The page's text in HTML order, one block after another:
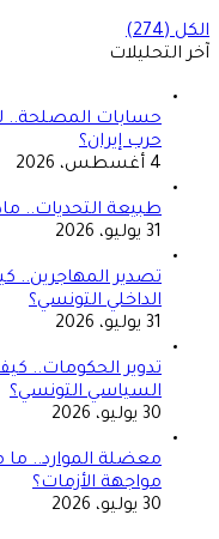
الكل (274)
آخر التحليلات
حسابات المصلحة..
حرب إيران؟
4 أغسطس، 2026
طبيعة التحديات..
31 يوليو، 2026
تصدير المهاجرين..
الداخلي التونسي؟
31 يوليو، 2026
تدوير الحكومات..
السياسي التونسي؟
30 يوليو، 2026
معضلة الموارد.. ما
مواجهة الأزمات؟
30 يوليو، 2026